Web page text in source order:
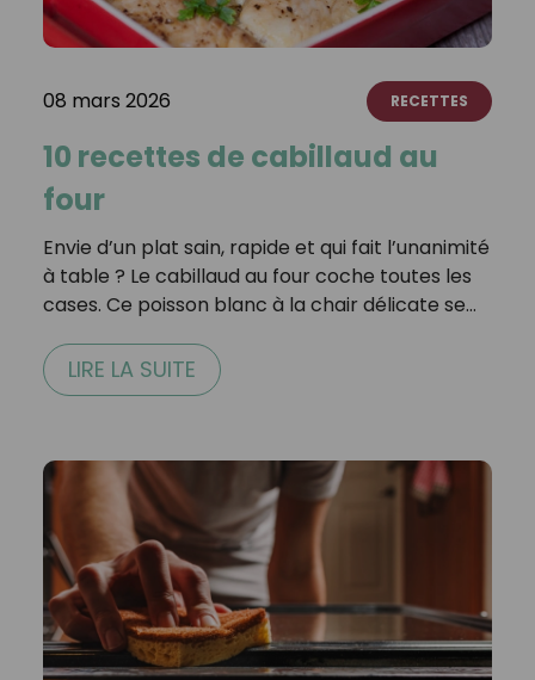
08 mars 2026 RECETTES
10 recettes de cabillaud au
four
Envie d’un plat sain, rapide et qui fait l’unanimité
à table ? Le cabillaud au four coche toutes les
cases. Ce poisson blanc à la chair délicate se…
LIRE LA SUITE